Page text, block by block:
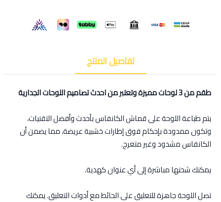
تفاصيل المنتج
طقم من 3 لوحات مميزة وتعتبر من احدث تصاميم اللوحات الجدارية
يتم طباعة اللوحة على قماش الكانفاس بأحدث وأفضل التقنيات،
وتكون ممدودة بإحكام فوق إطارات خشبية عريضة، مما يضمن أن
الكانفاس مشدود وغير متعرج.
يمكنك شحنها مباشرة إلى أي عنوان كهدية.
تصل اللوحة جاهزة للتعليق على الحائط مع أدوات التعليق. يمكنك